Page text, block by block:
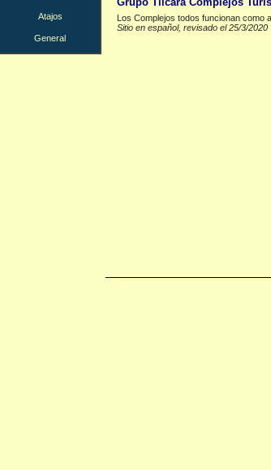
Los Complejos todos funcionan como
Sitio en español, revisado el 25/3/2020
Atajos
General